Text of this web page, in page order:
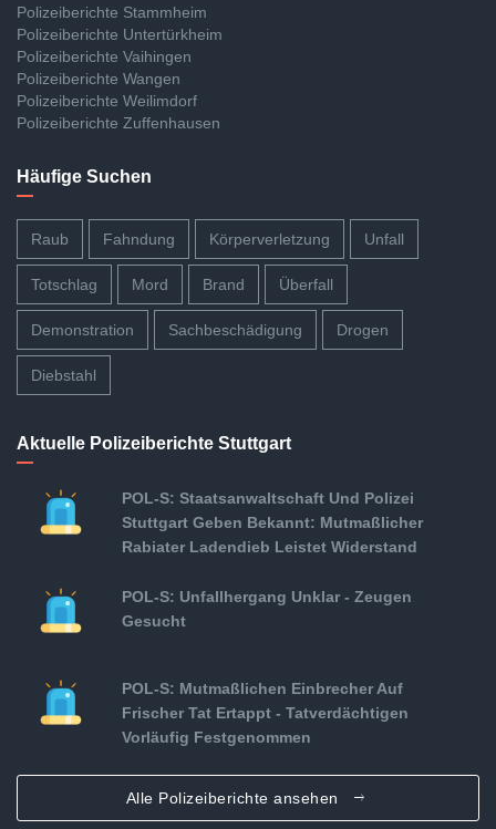
Polizeiberichte Stammheim
Polizeiberichte Untertürkheim
Polizeiberichte Vaihingen
Polizeiberichte Wangen
Polizeiberichte Weilimdorf
Polizeiberichte Zuffenhausen
Häufige Suchen
Raub Fahndung Körperverletzung Unfall
Totschlag Mord Brand Überfall
Demonstration Sachbeschädigung Drogen
Diebstahl
Aktuelle Polizeiberichte Stuttgart
POL-S: Staatsanwaltschaft Und Polizei
Stuttgart Geben Bekannt: Mutmaßlicher
Rabiater Ladendieb Leistet Widerstand
POL-S: Unfallhergang Unklar - Zeugen
Gesucht
POL-S: Mutmaßlichen Einbrecher Auf
Frischer Tat Ertappt - Tatverdächtigen
Vorläufig Festgenommen
Alle Polizeiberichte ansehen